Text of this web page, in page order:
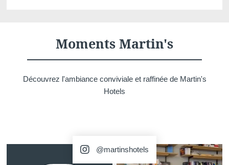
Moments Martin's
Découvrez l'ambiance conviviale et raffinée de Martin's
Hotels
@martinshotels